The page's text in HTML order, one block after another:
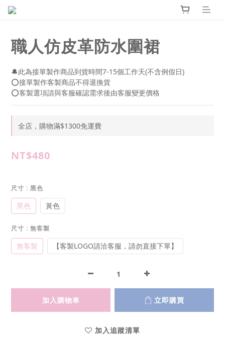
職人仿皮革防水圍裙
🔔此為接單製作商品到貨時間7-15個工作天(不含例假日)
⭕接單製作客製商品不得退換貨
⭕客製選項請與客服確認需求後由客服變更價格
全店，購物滿$1300免運費
NT$480
尺寸 : 黑色
黑色 黃色
尺寸 : 無客製
無客製 【客製LOGO請洽客服，請勿直接下單】
加入購物車 立即購買
加入追蹤清單